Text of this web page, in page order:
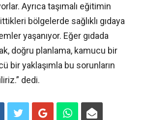
Ayrıca taşımalı eğitimin
bölgelerde sağlıklı gıdaya
yaşanıyor. Eğer gıdada
doğru planlama, kamucu bir
bir yaklaşımla bu sorunların
dedi.